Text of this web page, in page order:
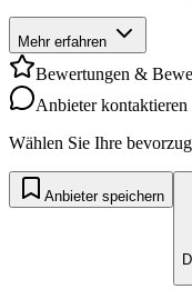
Mehr erfahren
Bewertungen &
Anbieter kontaktieren
Wählen Sie Ihre
Anbieter speichern